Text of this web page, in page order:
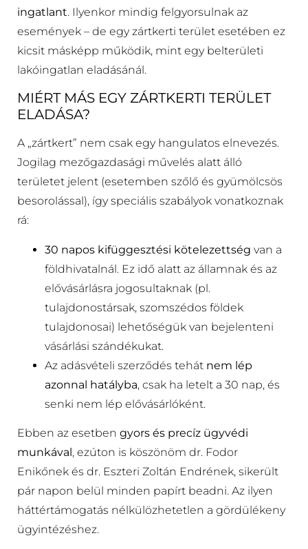
ingatlant. Ilyenkor mindig felgyorsulnak az
események – de egy zártkerti terület esetében ez
kicsit másképp működik, mint egy belterületi
lakóingatlan eladásánál.
MIÉRT MÁS EGY ZÁRTKERTI TERÜLET
ELADÁSA?
A „zártkert” nem csak egy hangulatos elnevezés.
Jogilag mezőgazdasági művelés alatt álló
területet jelent (esetemben szőlő és gyümölcsös
besorolással), így speciális szabályok vonatkoznak
rá:
30 napos kifüggesztési kötelezettség van a
földhivatalnál. Ez idő alatt az államnak és az
elővásárlásra jogosultaknak (pl.
tulajdonostársak, szomszédos földek
tulajdonosai) lehetőségük van bejelenteni
vásárlási szándékukat.
Az adásvételi szerződés tehát nem lép
azonnal hatályba, csak ha letelt a 30 nap, és
senki nem lép elővásárlóként.
Ebben az esetben gyors és precíz ügyvédi
munkával, ezúton is köszönöm dr. Fodor
Enikőnek és dr. Eszteri Zoltán Endrének, sikerült
pár napon belül minden papírt beadni. Az ilyen
háttértámogatás nélkülözhetetlen a gördülékeny
ügyintézéshez.